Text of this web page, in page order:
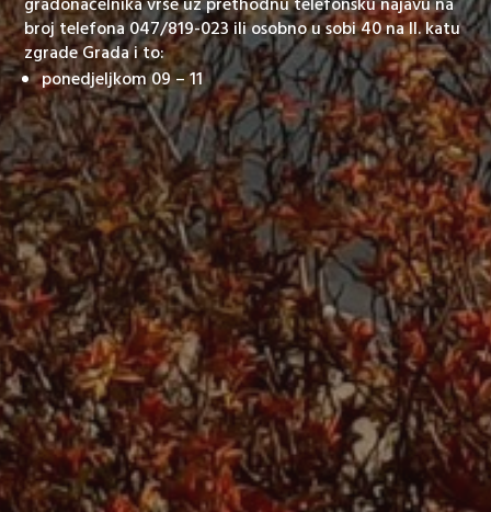
broj telefona 047/819-023 ili osobno u sobi 40 na II. katu
zgrade Grada i to:
ponedjeljkom 09 – 11